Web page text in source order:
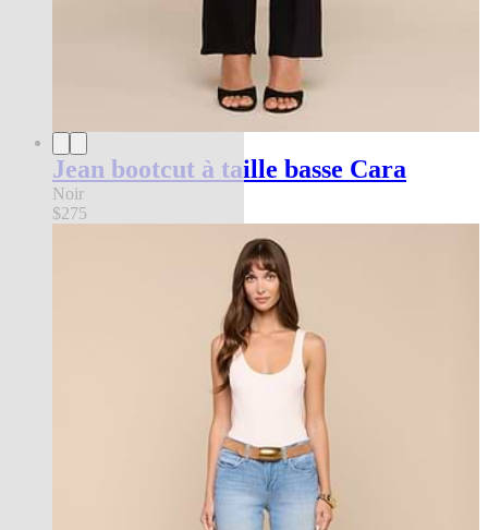
Jean bootcut à taille basse Cara
Noir
$275